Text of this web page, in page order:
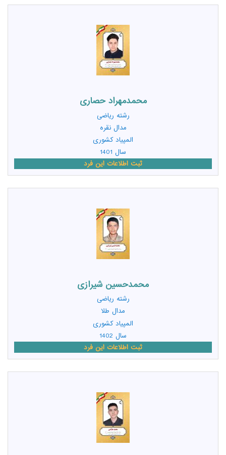
محمدمهراد حصاری
رشته ریاضی
مدال نقره
المپیاد کشوری
سال 1401
ثبت اطلاعات این فرد
محمدحسین شیرازی
رشته ریاضی
مدال طلا
المپیاد کشوری
سال 1402
ثبت اطلاعات این فرد